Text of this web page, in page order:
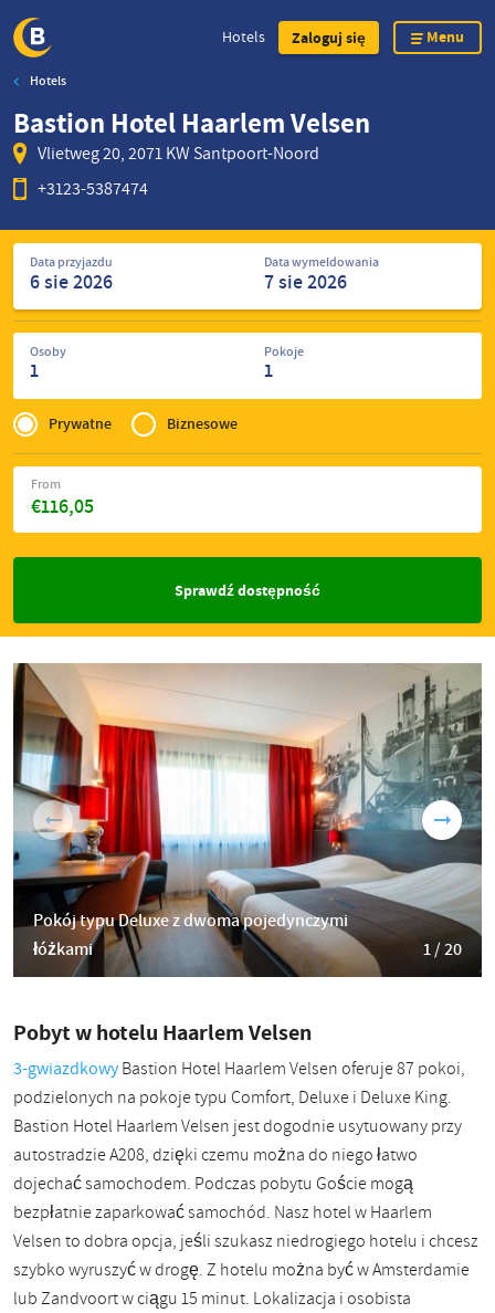
Skip
main
content
Hotels Zaloguj się Menu
Hotels
Bastion Hotel Haarlem Velsen
Vlietweg 20, 2071 KW Santpoort-Noord
+3123-5387474
Szukaj
hoteliData przyjazdu Data wymeldowania
Osoby
1
Pokoje
1
Privé
of
Zakelijk
Prywatne Biznesowe
€116,05
From
Sprawdź dostępność
Pokój typu Deluxe z dwoma pojedynczymi
łóżkami
1 / 20
Pobyt w hotelu Haarlem Velsen
3-gwiazdkowyBastion Hotel Haarlem Velsen oferuje 87 pokoi,
podzielonych na pokoje typu Comfort, Deluxe i Deluxe King.
Bastion Hotel Haarlem Velsen jest dogodnie usytuowany przy
autostradzie A208, dzięki czemu można do niego łatwo
dojechać samochodem. Podczas pobytu Goście mogą
bezpłatnie zaparkować samochód. Nasz hotel w Haarlem
Velsen to dobra opcja, jeśli szukasz niedrogiego hotelu i chcesz
szybko wyruszyć w drogę. Z hotelu można być w Amsterdamie
lub Zandvoort w ciągu 15 minut. Lokalizacja i osobista